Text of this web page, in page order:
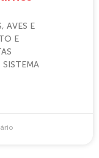
AVES E
E